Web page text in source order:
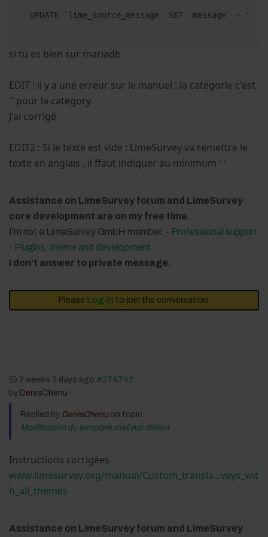
UPDATE `lime_source_message` SET `message` = 'If
si tu es bien sur mariadb
EDIT : il y a une erreur sur le manuel : la catégorie c'est
'' pour la category.
J'ai corrigé
EDIT2 : Si le texte est vide : LimeSurvey va remettre le
texte en anglais , il ffaut indiquer au minimum ' '
Assistance on LimeSurvey forum and LimeSurvey
core development are on my free time.
I'm not a LimeSurvey GmbH member. - Professional support
- Plugins, theme and development
I don't answer to private message.
Please Log in to join the conversation.
2 weeks 2 days ago #274742
by DenisChenu
Replied by DenisChenuon topic
Modification du template mail par défaut
Instructions corrigées
www.limesurvey.org/manual/Custom_transla...veys_wit
h_all_themes
Assistance on LimeSurvey forum and LimeSurvey